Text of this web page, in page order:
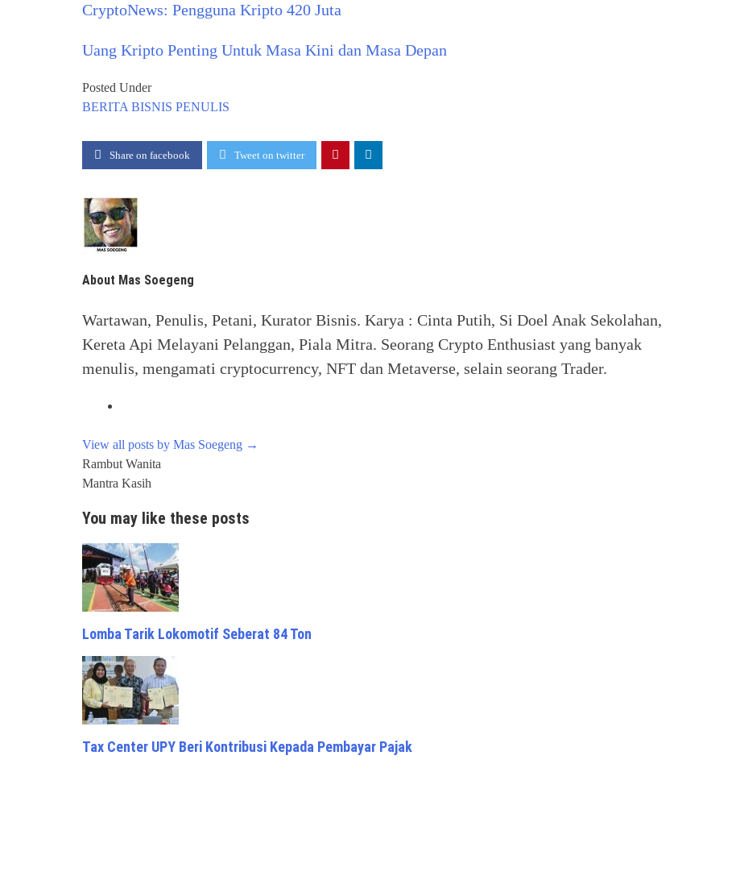
CryptoNews: Pengguna Kripto 420 Juta
Uang Kripto Penting Untuk Masa Kini dan Masa Depan
Posted Under
BERITA BISNIS PENULIS
Share on facebook Tweet on twitter
About Mas Soegeng
Wartawan, Penulis, Petani, Kurator Bisnis. Karya : Cinta Putih, Si Doel Anak Sekolahan,
Kereta Api Melayani Pelanggan, Piala Mitra. Seorang Crypto Enthusiast yang banyak
menulis, mengamati cryptocurrency, NFT dan Metaverse, selain seorang Trader.
View all posts by Mas Soegeng →
Post
navigation
Rambut Wanita
Mantra Kasih
You may like these posts
Lomba Tarik Lokomotif Seberat 84 Ton
Tax Center UPY Beri Kontribusi Kepada Pembayar Pajak